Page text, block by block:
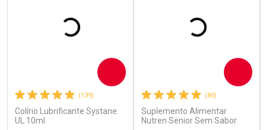
(139)
Colírio Lubrificante Systane
UL 10ml
Comprar
(80)
Suplemento Alimentar
Nutren Senior Sem Sabor
Comprar